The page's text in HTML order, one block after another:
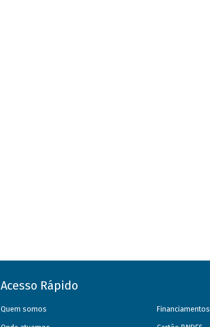
Acesso Rápido
Quem somos Financiamentos